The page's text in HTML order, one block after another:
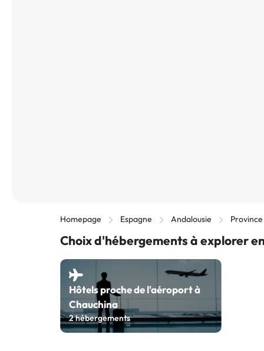
Homepage Espagne Andalousie
Choix d'hébergements à explorer
Hôtels proche de l'aéroport à
Chauchina
2hébergements